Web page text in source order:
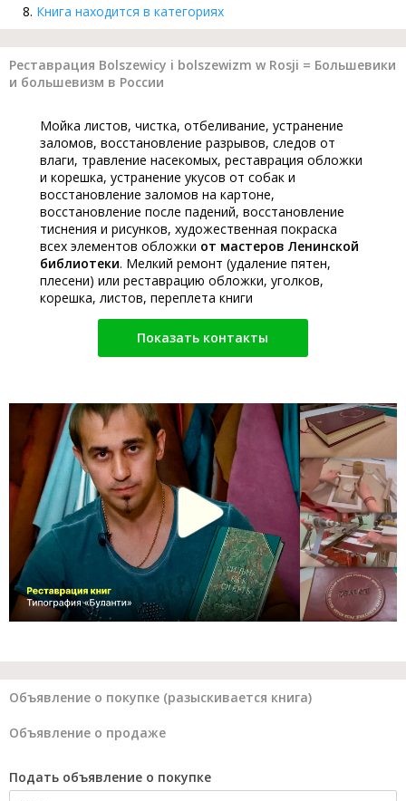
Книга находится в категориях
Реставрация Bolszewicy i bolszewizm w Rosji = Большевики
и большевизм в России
Мойка листов, чистка, отбеливание, устранение
заломов, восстановление разрывов, следов от
влаги, травление насекомых, реставрация обложки
и корешка, устранение укусов от собак и
восстановление заломов на картоне,
восстановление после падений, восстановление
тиснения и рисунков, художественная покраска
всех элементов обложки от мастеров Ленинской
библиотеки. Мелкий ремонт (удаление пятен,
плесени) или реставрацию обложки, уголков,
корешка, листов, переплета книги
Показать контакты
Объявление о покупке (разыскивается книга)
Объявление о продаже
Подать объявление о покупке